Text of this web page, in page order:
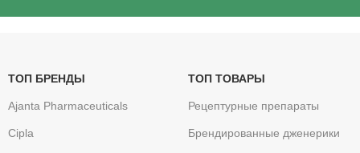
ТОП БРЕНДЫ
Ajanta Pharmaceuticals
Cipla
ТОП ТОВАРЫ
Рецептурные препараты
Брендированные дженерики